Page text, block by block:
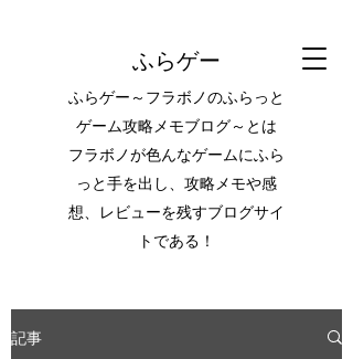
ふらゲー
ふらゲー～フラボノのふらっと
ゲーム攻略メモブログ～とは
フラボノが色んなゲームにふら
っと手を出し、攻略メモや感
想、レビューを残すブログサイ
トである！
記事